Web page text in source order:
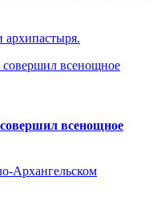
всенощное
Архангельском